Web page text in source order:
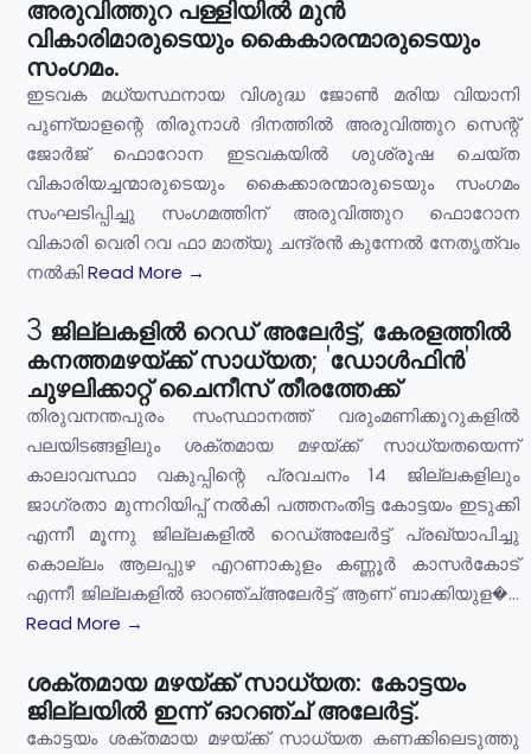
അരുവിത്തുറ പള്ളിയിൽ മുൻ
വികാരിമാരുടെയും കൈകാരന്മാരുടെയും
സംഗമം.
ഇടവക മധ്യസ്ഥനായ വിശുദ്ധ ജോൺ മരിയ വിയാനി
പുണ്യാളന്റെ തിരുനാൾ ദിനത്തിൽ അരുവിത്തുറ സെന്റ്
ജോർജ് ഫൊറോന ഇടവകയിൽ ശുശ്രൂഷ ചെയ്ത
വികാരിയച്ചന്മാരുടെയും കൈക്കാരന്മാരുടെയും സംഗമം
സംഘടിപ്പിച്ചു സംഗമത്തിന് അരുവിത്തുറ ഫൊറോന
വികാരി വെരി റവ ഫാ മാത്യു ചന്ദ്രൻ കുന്നേൽ നേതൃത്വം
നൽകിRead More →
3 ജില്ലകളിൽ റെഡ് അലേർട്ട്, കേരളത്തിൽ
കനത്തമഴയ്ക്ക് സാധ്യത; 'ഡോൾഫിൻ'
ചുഴലിക്കാറ്റ് ചൈനീസ് തീരത്തേക്ക്
തിരുവനന്തപുരം സംസ്ഥാനത്ത് വരുംമണിക്കൂറുകളിൽ
പലയിടങ്ങളിലും ശക്തമായ മഴയ്ക്ക് സാധ്യതയെന്ന്
കാലാവസ്ഥാ വകുപ്പിന്റെ പ്രവചനം 14 ജില്ലകളിലും
ജാഗ്രതാ മുന്നറിയിപ്പ് നൽകി പത്തനംതിട്ട കോട്ടയം ഇടുക്കി
എന്നീ മൂന്നു ജില്ലകളിൽ റെഡ്അലേർട്ട് പ്രഖ്യാപിച്ചു
കൊല്ലം ആലപ്പുഴ എറണാകുളം കണ്ണൂർ കാസർകോട്
എന്നീ ജില്ലകളിൽ ഓറഞ്ച്അലേർട്ട് ആണ് ബാക്കിയുള�...
Read More →
ശക്തമായ മഴയ്ക്ക് സാധ്യത: കോട്ടയം
ജില്ലയിൽ ഇന്ന് ഓറഞ്ച് അലേർട്ട്.
കോട്ടയം ശക്തമായ മഴയ്ക്ക് സാധ്യത കണക്കിലെടുത്തു